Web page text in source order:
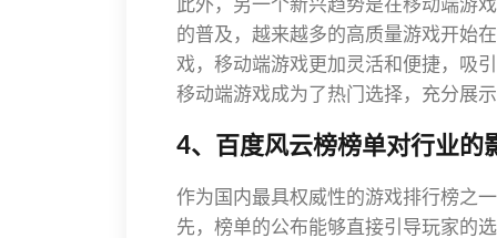
的普及，越来越多的高质量游戏开始
戏，移动端游戏更加灵活和便捷，吸
移动端游戏成为了热门选择，充分展
4、百度风云榜榜单对行业的
作为国内最具权威性的游戏排行榜之
先，榜单的公布能够直接引导玩家的